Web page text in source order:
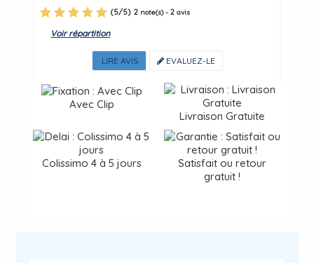
(5/5) 2 note(s) -2 avis
Voir répartition
LIRE AVIS EVALUEZ-LE
Avec Clip
Livraison Gratuite
Colissimo 4 à 5 jours
Satisfait ou retour
gratuit !